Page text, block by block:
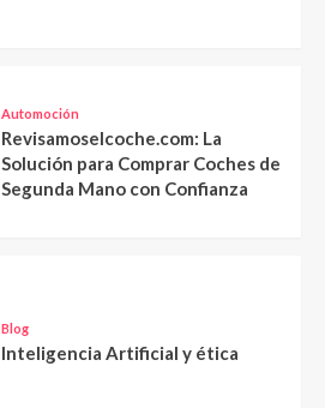
Automoción
Revisamoselcoche.com: La
Solución para Comprar Coches de
Segunda Mano con Confianza
Blog
Inteligencia Artificial y ética